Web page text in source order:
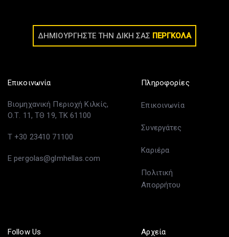
ΔΗΜΙΟΥΡΓΗΣΤΕ ΤΗΝ ΔΙΚΗ ΣΑΣ ΠΕΡΓΚΟΛΑ
Επικοινωνία
Βιομηχανική Περιοχή Κιλκίς,
Ο.Τ. 11, ΤΘ 19, ΤΚ 61100
T +30 23410 71100
E pergolas@glmhellas.com
Πληροφορίες
Επικοινωνία
Συνεργάτες
Καριέρα
Πολιτική
Απορρήτου
Follow Us Αρχεία